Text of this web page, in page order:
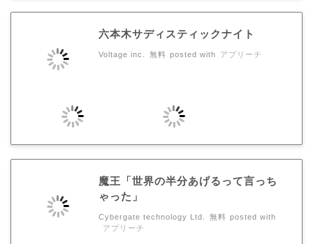
六本木サディスティックナイト
Voltage inc. 無料 posted with アプリーチ
魔王「世界の半分あげるって言っち
ゃった」
Cybergate technology Ltd. 無料 posted with
アプリーチ